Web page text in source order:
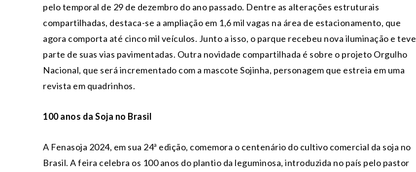
pelo temporal de 29 de dezembro do ano passado. Dentre as alterações estruturais
compartilhadas, destaca-se a ampliação em 1,6 mil vagas na área de estacionamento, que
agora comporta até cinco mil veículos. Junto a isso, o parque recebeu nova iluminação e teve
parte de suas vias pavimentadas. Outra novidade compartilhada é sobre o projeto Orgulho
Nacional, que será incrementado com a mascote Sojinha, personagem que estreia em uma
revista em quadrinhos.
100 anos da Soja no Brasil
A Fenasoja 2024, em sua 24ª edição, comemora o centenário do cultivo comercial da soja no
Brasil. A feira celebra os 100 anos do plantio da leguminosa, introduzida no país pelo pastor